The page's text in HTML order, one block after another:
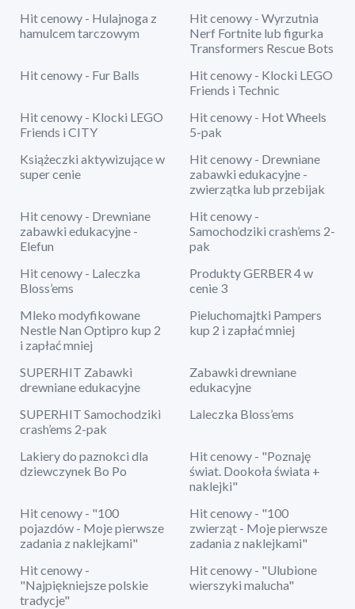
Hit cenowy - Hulajnoga z
hamulcem tarczowym
Hit cenowy - Wyrzutnia
Nerf Fortnite lub figurka
Transformers Rescue Bots
Hit cenowy - Fur Balls
Hit cenowy - Klocki LEGO
Friends i Technic
Hit cenowy - Klocki LEGO
Friends i CITY
Hit cenowy - Hot Wheels
5-pak
Książeczki aktywizujące w
super cenie
Hit cenowy - Drewniane
zabawki edukacyjne -
zwierzątka lub przebijak
Hit cenowy - Drewniane
zabawki edukacyjne -
Elefun
Hit cenowy -
Samochodziki crash’ems 2-
pak
Hit cenowy - Laleczka
Bloss’ems
Produkty GERBER 4 w
cenie 3
Mleko modyfikowane
Nestle Nan Optipro kup 2
i zapłać mniej
Pieluchomajtki Pampers
kup 2 i zapłać mniej
SUPERHIT Zabawki
drewniane edukacyjne
Zabawki drewniane
edukacyjne
SUPERHIT Samochodziki
crash’ems 2-pak
Laleczka Bloss’ems
Lakiery do paznokci dla
dziewczynek Bo Po
Hit cenowy - "Poznaję
świat. Dookoła świata +
naklejki"
Hit cenowy - "100
pojazdów - Moje pierwsze
zadania z naklejkami"
Hit cenowy - "100
zwierząt - Moje pierwsze
zadania z naklejkami"
Hit cenowy -
"Najpiękniejsze polskie
tradycje"
Hit cenowy - "Ulubione
wierszyki malucha"